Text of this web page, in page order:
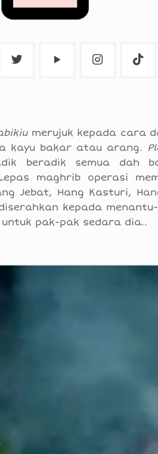
merujuk kepada cara
kayu bakar atau arang.
beradik semua dah
maghrib operasi
Jebat, Hang Kasturi,
kepada
pak-pak sedara dia..